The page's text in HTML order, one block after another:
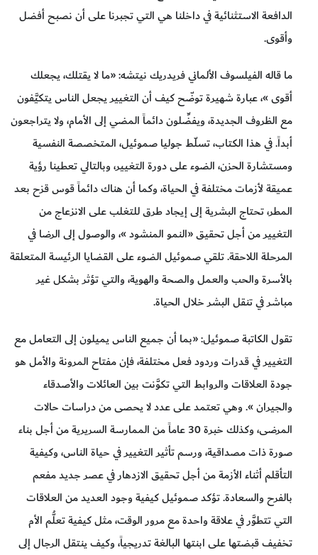
الدافعة الاستثنائية في داخلنا هي التي تجبرنا على أن نصبح أفضل
وأقوى.
ما قاله الفيلسوف الألماني فريدريك نيتشه: «ما لا يقتلك، يجعلك
أقوى »، عبارة شهيرة توضّح كيف أن التغيير يجعل الناس يتكيَّفون
مع الظروف الجديدة، ويفضِّلون دائماً المضي إلى الأمام، ولا يتراجعون
أبداً. في هذا الكتاب، تسلّط جوليا صموئيل، المتخصصة النفسية
ومستشارة الحزن، الضوء على دورة التغيير، وبالتالي تعطينا رؤية
عميقة لأزمات مختلفة في الحياة، وكما أن هناك دائماً قوس قزح بعد
المطر، تحتاج البشرية إلى إيجاد طرق للتغلب على الانزعاج من
التغيير من أجل تحقيق «النمو المنشود »، والوصول إلى الرضا في
المرحلة اللاحقة. تلقي صموئيل الضوء على القضايا الرئيسة المتعلقة
بالأسرة والحب والعمل والصحة والهوية، والتي تؤثر بشكل غير
مباشر في تنقل البشر خلال الحياة.
تقول الكاتبة صموئيل: «بما أن جميع الناس يميلون إلى التعامل مع
التغيير في قدرات وردود فعل مختلفة، فإن مفتاح المرونة والأمل هو
جودة العلاقات والروابط التي تكوَّنت بين العائلات والأصدقاء
والجيران ». وهي تعتمد على عدد لا يحصى من دراسات حالات
المرضى، وكذلك خبرة 30 عاماً من الممارسة السريرية من أجل بناء
صورة ذات مصداقية، ورسم تأثير التغيير في حياة الناس، وكيفية
التأقلم أثناء الأزمة من أجل تحقيق الازدهار في عصر جديد مفعم
بالفرح والسعادة. تؤكد صموئيل كيفية وجود العديد من العلاقات
التي تتطوَّر في علاقة واحدة مع مرور الوقت، مثل كيفية تعلُّم الأم
تخفيف قبضتها على ابنتها البالغة تدريجياً، وكيف ينتقل الرجال إلى